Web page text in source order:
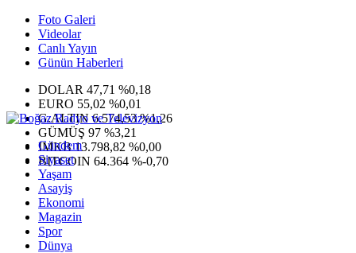
Foto Galeri
Videolar
Canlı Yayın
Günün Haberleri
DOLAR 47,71 %0,18
EURO 55,02 %0,01
G.ALTIN6.574,53 %1,26
GÜMÜŞ 97 %3,21
IMKB13.798,82 %0,00
BITCOIN 64.364 %-0,70
Gündem
Siyaset
Yaşam
Asayiş
Ekonomi
Magazin
Spor
Dünya